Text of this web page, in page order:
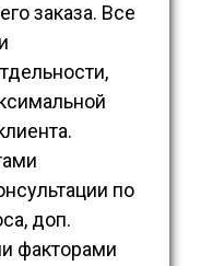
заказа. Все
по
доп.
факторами